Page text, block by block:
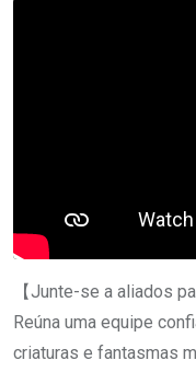
【Junte-se a aliados
Reúna uma equipe
criaturas e fantasmas